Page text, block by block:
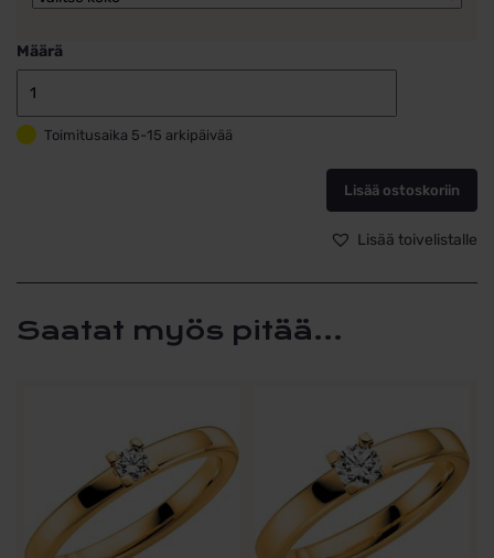
Määrä
Fjällbrud
Korvakorut
Ruusukultaa
Toimitusaika 5-15 arkipäivää
Lisää ostoskoriin
Lisää toivelistalle
Saatat myös pitää...